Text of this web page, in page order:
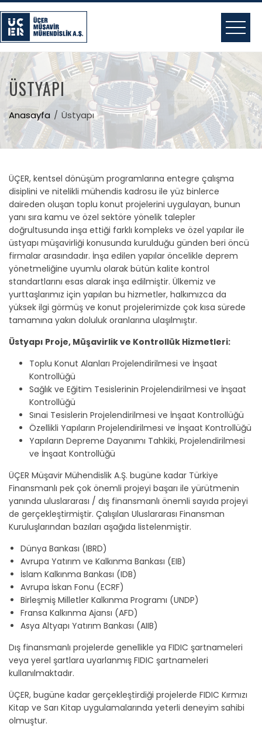
Skip
content
ÜSTYAPI
Anasayfa Üstyapı
ÜÇER, kentsel dönüşüm programlarına entegre çalışma
disiplini ve nitelikli mühendis kadrosu ile yüz binlerce
daireden oluşan toplu konut projelerini uygulayan, bunun
yanı sıra kamu ve özel sektöre yönelik talepler
doğrultusunda inşa ettiği farklı kompleks ve özel yapılar ile
üstyapı müşavirliği konusunda kurulduğu günden beri öncü
firmalar arasındadır. İnşa edilen yapılar öncelikle deprem
yönetmeliğine uyumlu olarak bütün kalite kontrol
standartlarını esas alarak inşa edilmiştir. Ülkemiz ve
yurttaşlarımız için yapılan bu hizmetler, halkımızca da
yüksek ilgi görmüş ve konut projelerimizde çok kısa sürede
tamamına yakın doluluk oranlarına ulaşılmıştır.
Üstyapı Proje, Müşavirlik ve Kontrollük Hizmetleri:
Toplu Konut Alanları Projelendirilmesi ve İnşaat
Kontrollüğü
Sağlık ve Eğitim Tesislerinin Projelendirilmesi ve İnşaat
Kontrollüğü
Sınai Tesislerin Projelendirilmesi ve İnşaat Kontrollüğü
Özellikli Yapıların Projelendirilmesi ve İnşaat Kontrollüğü
Yapıların Depreme Dayanımı Tahkiki, Projelendirilmesi
ve İnşaat Kontrollüğü
ÜÇER Müşavir Mühendislik A.Ş. bugüne kadar Türkiye
Finansmanlı pek çok önemli projeyi başarı ile yürütmenin
yanında uluslararası / dış finansmanlı önemli sayıda projeyi
de gerçekleştirmiştir. Çalışılan Uluslararası Finansman
Kuruluşlarından bazıları aşağıda listelenmiştir.
Dünya Bankası (IBRD)
Avrupa Yatırım ve Kalkınma Bankası (EIB)
İslam Kalkınma Bankası (IDB)
Avrupa İskan Fonu (ECRF)
Birleşmiş Milletler Kalkınma Programı (UNDP)
Fransa Kalkınma Ajansı (AFD)
Asya Altyapı Yatırım Bankası (AIIB)
Dış finansmanlı projelerde genellikle ya FIDIC şartnameleri
veya yerel şartlara uyarlanmış FIDIC şartnameleri
kullanılmaktadır.
ÜÇER, bugüne kadar gerçekleştirdiği projelerde FIDIC Kırmızı
Kitap ve Sarı Kitap uygulamalarında yeterli deneyim sahibi
olmuştur.